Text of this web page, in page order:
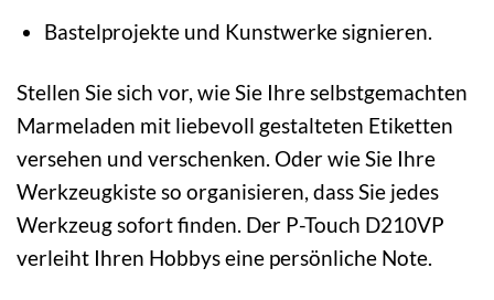
Bastelprojekte und Kunstwerke signieren.
Stellen Sie sich vor, wie Sie Ihre selbstgemachten
Marmeladen mit liebevoll gestalteten Etiketten
versehen und verschenken. Oder wie Sie Ihre
Werkzeugkiste so organisieren, dass Sie jedes
Werkzeug sofort finden. Der P-Touch D210VP
verleiht Ihren Hobbys eine persönliche Note.